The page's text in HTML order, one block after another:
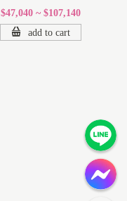
$47,040 ~ $107,140
add to cart